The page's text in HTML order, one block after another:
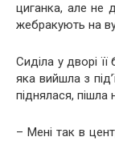
циганка, але не
жебракують на
Сиділа у дворі
яка вийшла з
піднялася, пішла
– Мені так в